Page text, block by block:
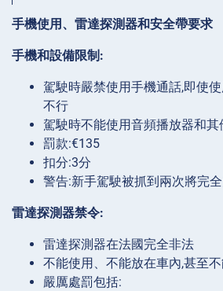
手機使用、雷達探測器和安全帶要求
手機和設備限制:
駕駛時嚴禁使用手機通話,即使
不行
駕駛時不能使用音頻播放器和
罰款:€135
扣分:3分
警告:新手駕駛被抓到兩次將完
雷達探測器禁令:
雷達探測器在法國完全非法
不能使用、不能放在車內,甚至
嚴厲處罰包括: